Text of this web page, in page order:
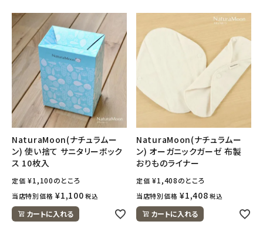
NaturaMoon(ナチュラムー
ン) 使い捨て サニタリーボック
ス 10枚入
定価 ¥1,100のところ
当店特別価格 ¥1,100 税込
カートに入れる
NaturaMoon(ナチュラムー
ン) オーガニックガーゼ 布製
おりものライナー
定価 ¥1,408のところ
当店特別価格 ¥1,408 税込
カートに入れる